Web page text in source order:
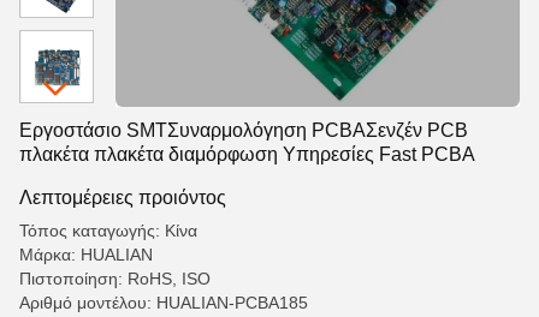
Εργοστάσιο SMTΣυναρμολόγηση PCBAΣενζέν PCB
πλακέτα πλακέτα διαμόρφωση Υπηρεσίες Fast PCBA
Λεπτομέρειες προιόντος
Τόπος καταγωγής: Κίνα
Μάρκα: HUALIAN
Πιστοποίηση: RoHS, ISO
Αριθμό μοντέλου: HUALIAN-PCBA185